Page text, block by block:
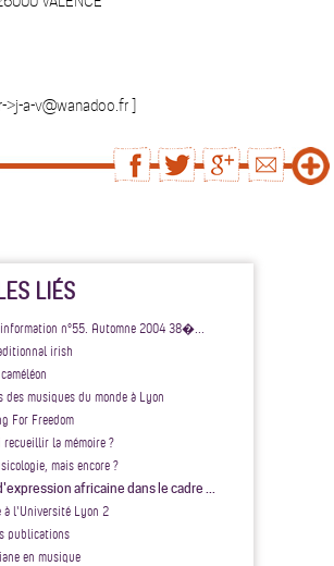
a-v@wanadoo.fr ]
LIÉS
n°55. Automne 2004 38�...
irish
des musiques du monde à Lyon
For Freedom
recueillir la mémoire ?
mais encore ?
africaine dans le cadre ...
à l'Université Lyon 2
publications
en musique